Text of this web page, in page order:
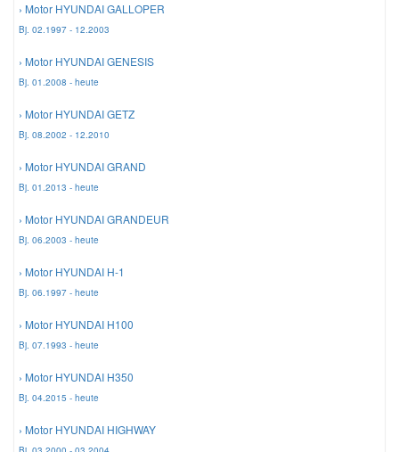
› Motor HYUNDAI GALLOPER
Bj. 02.1997 - 12.2003
› Motor HYUNDAI GENESIS
Bj. 01.2008 - heute
› Motor HYUNDAI GETZ
Bj. 08.2002 - 12.2010
› Motor HYUNDAI GRAND
Bj. 01.2013 - heute
› Motor HYUNDAI GRANDEUR
Bj. 06.2003 - heute
› Motor HYUNDAI H-1
Bj. 06.1997 - heute
› Motor HYUNDAI H100
Bj. 07.1993 - heute
› Motor HYUNDAI H350
Bj. 04.2015 - heute
› Motor HYUNDAI HIGHWAY
Lancia Ersatzteile
Mazda Ersatzteile
Mercedes Ersatzteile
Mini Ersatzteile
Mitsubishi Ersatzteile
Nissan Ersatzteile
Porsche Ersatzteile
Seat Ersatzteile